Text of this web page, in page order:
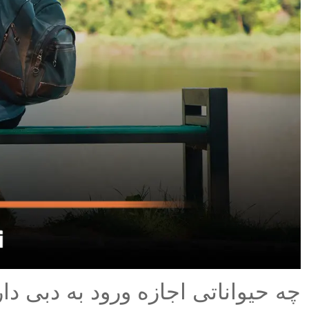
چه حیواناتی اجازه ورود به دبی